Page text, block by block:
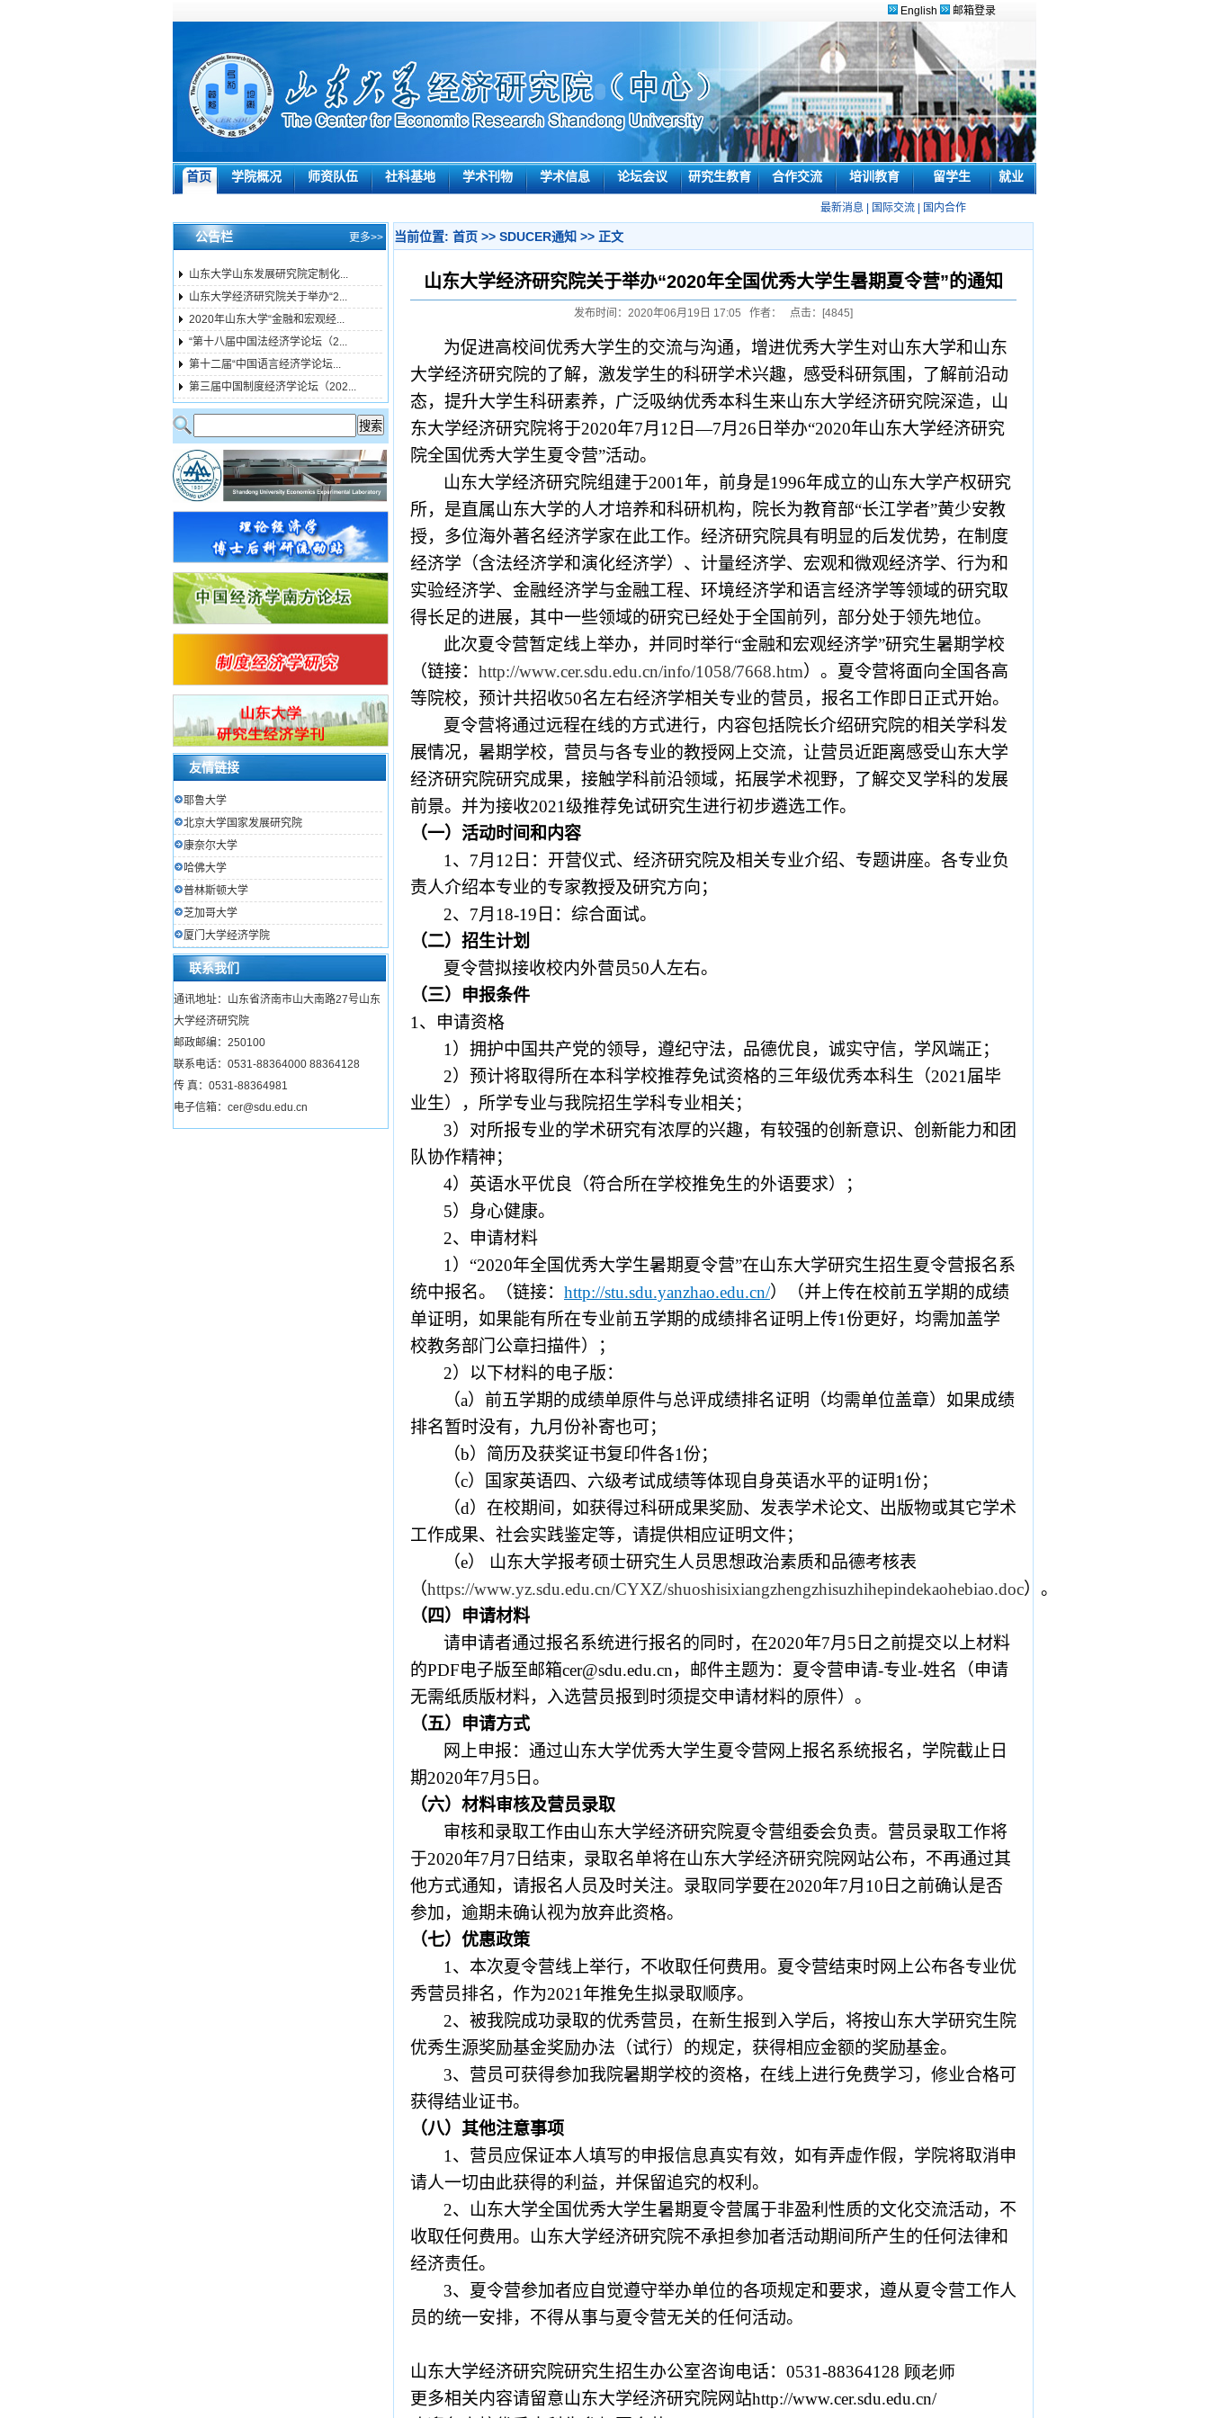
English 邮箱登录
首页 学院概况 师资队伍 社科基地 学术刊物 学术信息 论坛会议 研究生教育 合作交流 培训教育 留学生 就业
最新消息 国际交流 国内合作
公告栏 更多>>
山东大学山东发展研究院定制化...
山东大学经济研究院关于举办“2...
2020年山东大学“金融和宏观经...
“第十八届中国法经济学论坛（2...
第十二届“中国语言经济学论坛...
第三届中国制度经济学论坛（202...
友情链接
耶鲁大学
北京大学国家发展研究院
康奈尔大学
哈佛大学
普林斯顿大学
芝加哥大学
厦门大学经济学院
联系我们
通讯地址：山东省济南市山大南路27号山东
大学经济研究院
邮政邮编：250100
联系电话：0531-88364000 88364128
传 真：0531-88364981
电子信箱：cer@sdu.edu.cn
当前位置: 首页 >> SDUCER通知 >> 正文
山东大学经济研究院关于举办“2020年全国优秀大学生暑期夏令营”的通知
发布时间：2020年06月19日 17:05 作者： 点击：[4845]
为促进高校间优秀大学生的交流与沟通，增进优秀大学生对山东大学和山东
大学经济研究院的了解，激发学生的科研学术兴趣，感受科研氛围，了解前沿动
态，提升大学生科研素养，广泛吸纳优秀本科生来山东大学经济研究院深造，山
东大学经济研究院将于2020年7月 12 日—7月 26 日举办“2020年山东大学经济研究
院全国优秀大学生夏令营”活动。
山东大学经济研究院组建于2001 年，前身是1996年成立的山东大学产权研究
所，是直属山东大学的人才培养和科研机构，院长为教育部“长江学者”黄少安教
授，多位海外著名经济学家在此工作。经济研究院具有明显的后发优势，在制度
经济学（含法经济学和演化经济学）、计量经济学、宏观和微观经济学、行为和
实验经济学、金融经济学与金融工程、环境经济学和语言经济学等领域的研究取
得长足的进展，其中一些领域的研究已经处于全国前列，部分处于领先地位。
此次夏令营暂定线上举办，并同时举行“金融和宏观经济学”研究生暑期学校
（链接： http://www.cer.sdu.edu.cn/info/1058/7668.htm）。夏令营将面向全国各高
等院校，预计共招收50名左右经济学相关专业的营员，报名工作即日正式开始。
夏令营将通过远程在线的方式进行，内容包括院长介绍研究院的相关学科发
展情况，暑期学校，营员与各专业的教授网上交流，让营员近距离感受山东大学
经济研究院研究成果，接触学科前沿领域，拓展学术视野，了解交叉学科的发展
前景。并为接收2021级推荐免试研究生进行初步遴选工作。
（一）活动时间和内容
1 、 7月 12 日：开营仪式、经济研究院及相关专业介绍、专题讲座。各专业负
责人介绍本专业的专家教授及研究方向；
2、 7月 18-19 日：综合面试。
（二）招生计划
夏令营拟接收校内外营员50人左右。
（三）申报条件
1 、申请资格
1 ）拥护中国共产党的领导，遵纪守法，品德优良，诚实守信，学风端正；
2）预计将取得所在本科学校推荐免试资格的三年级优秀本科生（2021 届毕
业生），所学专业与我院招生学科专业相关；
3）对所报专业的学术研究有浓厚的兴趣，有较强的创新意识、创新能力和团
队协作精神；
4）英语水平优良（符合所在学校推免生的外语要求）；
5）身心健康。
2、申请材料
1 ）“2020年全国优秀大学生暑期夏令营”在山东大学研究生招生夏令营报名系
统中报名。（链接： http://stu.sdu.yanzhao.edu.cn/）（并上传在校前五学期的成绩
单证明，如果能有所在专业前五学期的成绩排名证明上传1份更好，均需加盖学
校教务部门公章扫描件）；
2）以下材料的电子版：
（a）前五学期的成绩单原件与总评成绩排名证明（均需单位盖章）如果成绩
排名暂时没有，九月份补寄也可；
（b）简历及获奖证书复印件各1份；
（c）国家英语四、六级考试成绩等体现自身英语水平的证明1份；
（d）在校期间，如获得过科研成果奖励、发表学术论文、出版物或其它学术
工作成果、社会实践鉴定等，请提供相应证明文件；
（e） 山东大学报考硕士研究生人员思想政治素质和品德考核表
（https://www.yz.sdu.edu.cn/CYXZ/shuoshisixiangzhengzhisuzhihepindekaohebiao.doc）。
（四）申请材料
请申请者通过报名系统进行报名的同时，在2020年7月 5 日之前提交以上材料
的PDF电子版至邮箱cer@sdu.edu.cn，邮件主题为：夏令营申请-专业-姓名（申请
无需纸质版材料，入选营员报到时须提交申请材料的原件）。
（五）申请方式
网上申报：通过山东大学优秀大学生夏令营网上报名系统报名，学院截止日
期2020年7月 5 日。
（六）材料审核及营员录取
审核和录取工作由山东大学经济研究院夏令营组委会负责。营员录取工作将
于2020年7月 7 日结束，录取名单将在山东大学经济研究院网站公布，不再通过其
他方式通知，请报名人员及时关注。录取同学要在2020年7月 10 日之前确认是否
参加，逾期未确认视为放弃此资格。
（七）优惠政策
1 、本次夏令营线上举行，不收取任何费用。夏令营结束时网上公布各专业优
秀营员排名，作为2021 年推免生拟录取顺序。
2、被我院成功录取的优秀营员，在新生报到入学后，将按山东大学研究生院
优秀生源奖励基金奖励办法（试行）的规定，获得相应金额的奖励基金。
3、营员可获得参加我院暑期学校的资格，在线上进行免费学习，修业合格可
获得结业证书。
（八）其他注意事项
1 、营员应保证本人填写的申报信息真实有效，如有弄虚作假，学院将取消申
请人一切由此获得的利益，并保留追究的权利。
2、山东大学全国优秀大学生暑期夏令营属于非盈利性质的文化交流活动，不
收取任何费用。山东大学经济研究院不承担参加者活动期间所产生的任何法律和
经济责任。
3、夏令营参加者应自觉遵守举办单位的各项规定和要求，遵从夏令营工作人
员的统一安排，不得从事与夏令营无关的任何活动。
山东大学经济研究院研究生招生办公室咨询电话： 0531-88364128 顾老师
更多相关内容请留意山东大学经济研究院网站http://www.cer.sdu.edu.cn/